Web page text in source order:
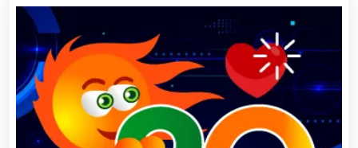
Asilos
Asociaciones Civiles